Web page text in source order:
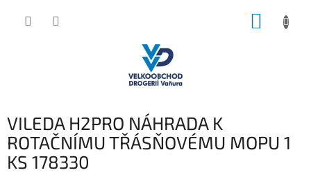
VILEDA H2PRO NÁHRADA K
ROTAČNÍMU TŘÁSŇOVÉMU MOPU 1
KS 178330